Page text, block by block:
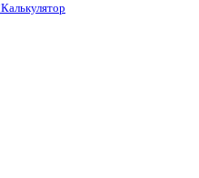
Калькулятор